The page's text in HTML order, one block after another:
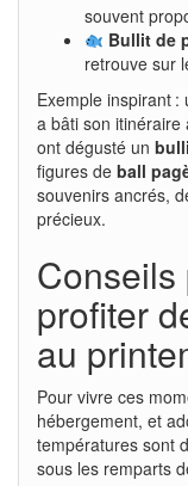
souvent
Bullit de
retrouve sur
Exemple inspirant
a bâti son itinéraire
ont dégusté un
figures de ball
souvenirs ancrés,
précieux.
profiter
au
Pour vivre ces
hébergement, et
températures sont
sous les remparts